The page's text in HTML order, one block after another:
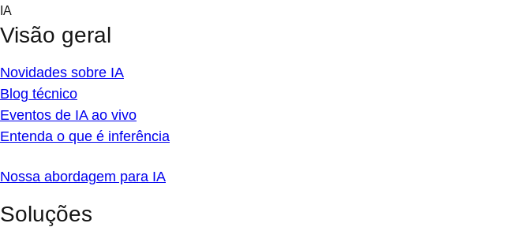
Skip
content
IA
Visão geral
Novidades sobre IA
Blog técnico
Eventos de IA ao vivo
Entenda o que é inferência
Nossa abordagem para IA
Soluções